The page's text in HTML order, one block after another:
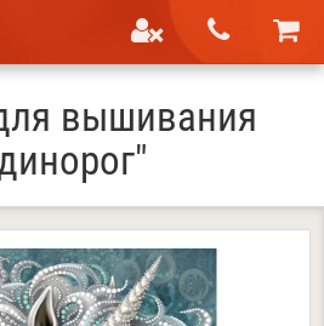
вышивания